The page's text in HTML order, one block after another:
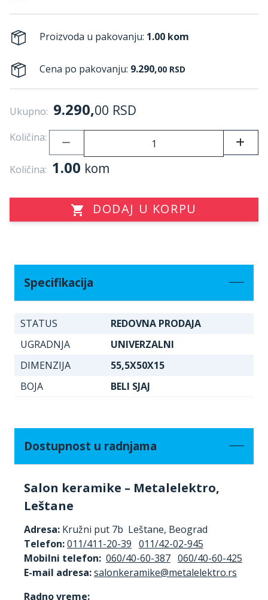
Proizvoda u pakovanju: 1.00 kom
Cena po pakovanju: 9.290,00 RSD
Ukupno: 9.290,00 RSD
Količina:
Količina: 1.00 kom
DODAJ U KORPU
Specifikacija
STATUS
REDOVNA PRODAJA
UGRADNJA
UNIVERZALNI
DIMENZIJA
55,5X50X15
BOJA
BELI SJAJ
Dostupnost u radnjama
Salon keramike – Metalelektro,
Leštane
Adresa: Kružni put 7b Leštane, Beograd
Telefon:011/411-20-39 011/42-02-945
Mobilni telefon: 060/40-60-387 060/40-60-425
E-mail adresa:
Radno vreme: